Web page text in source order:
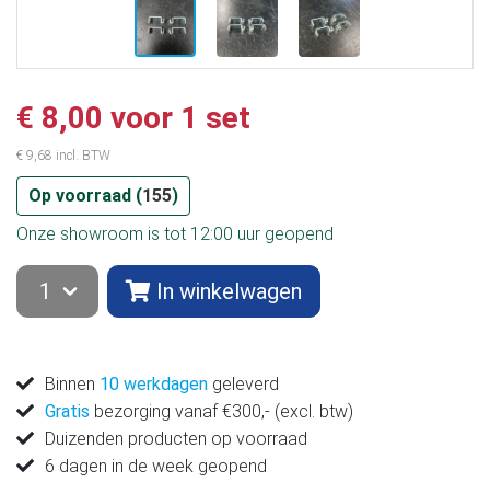
€ 8,00 voor 1 set
€ 9,68 incl. BTW
Op voorraad (155)
Onze showroom is tot 12:00 uur geopend
In winkelwagen
Binnen 10 werkdagen geleverd
Gratis bezorging vanaf €300,- (excl. btw)
Duizenden producten op voorraad
6 dagen in de week geopend